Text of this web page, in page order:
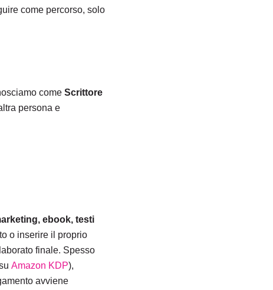
come percorso, solo
come Scrittore
persona e
ebook, testi
o inserire il proprio
finale. Spesso
Amazon KDP),
avviene